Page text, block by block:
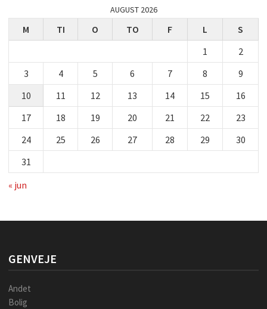
AUGUST 2026
M TI O TO F L
S
1
2
3
4 5 6 7 8
9
10
11 12 13 14 15
16
17
18 19 20 21 22
23
24
25 26 27 28 29
30
31
« jun
GENVEJE
Andet
Bolig